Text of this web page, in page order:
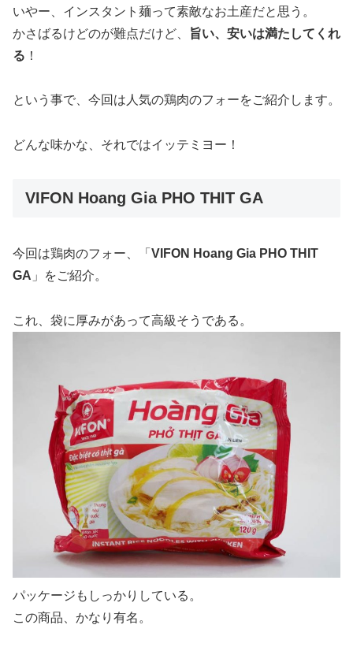
いやー、インスタント麺って素敵なお土産だと思う。
かさばるけどのが難点だけど、
旨い、安いは満たしてくれ
る ！
という事で、今回は人気の鶏肉のフォーをご紹介します。
どんな味かな、それではイッテミヨー！
VIFON Hoang Gia PHO THIT GA
今回は鶏肉のフォー、「 VIFON Hoang Gia PHO THIT
GA 」をご紹介。
これ、袋に厚みがあって高級そうである。
パッケージもしっかりしている。
この商品、かなり有名。